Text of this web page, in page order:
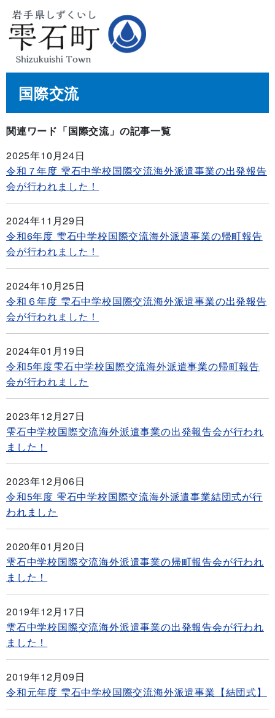
国際交流
関連ワード「国際交流」の記事一覧
2025年10月24日
令和７年度 雫石中学校国際交流海外派遣事業の出発報告
会が行われました！
2024年11月29日
令和6年度 雫石中学校国際交流海外派遣事業の帰町報告
会が行われました！
2024年10月25日
令和６年度 雫石中学校国際交流海外派遣事業の出発報告
会が行われました！
2024年01月19日
令和5年度雫石中学校国際交流海外派遣事業の帰町報告
会が行われました
2023年12月27日
雫石中学校国際交流海外派遣事業の出発報告会が行われ
ました！
2023年12月06日
令和5年度 雫石中学校国際交流海外派遣事業結団式が行
われました
2020年01月20日
雫石中学校国際交流海外派遣事業の帰町報告会が行われ
ました！
2019年12月17日
雫石中学校国際交流海外派遣事業の出発報告会が行われ
ました！
2019年12月09日
令和元年度 雫石中学校国際交流海外派遣事業【結団式】